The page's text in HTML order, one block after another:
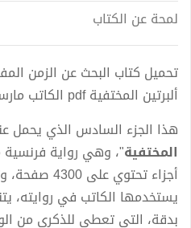
لمحة عن الكتاب
ألبرتين المختفية pdf الكاتب مارسيل بروست
هذا الجزء السادس الذي يحمل
المختفية"، وهي رواية
أجزاء تحتوي
يستخدمها الكاتب في روايته،
بدقة، التي تعطي للذكرى من